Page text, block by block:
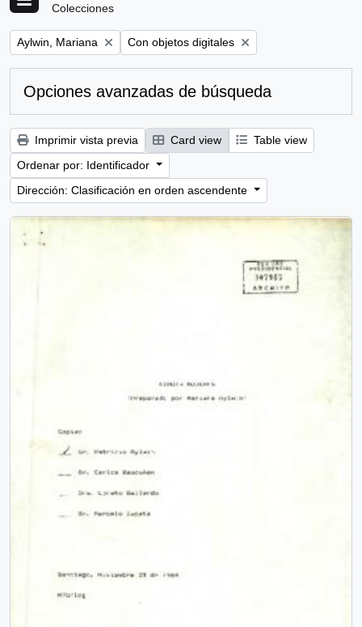
Colecciones
Remove filter:
Aylwin, Mariana Remove filter:
Con objetos digitales
Opciones avanzadas de búsqueda
Imprimir vista previa Card view
Table view
Ordenar por: Identificador
Dirección: Clasificación en orden ascendente